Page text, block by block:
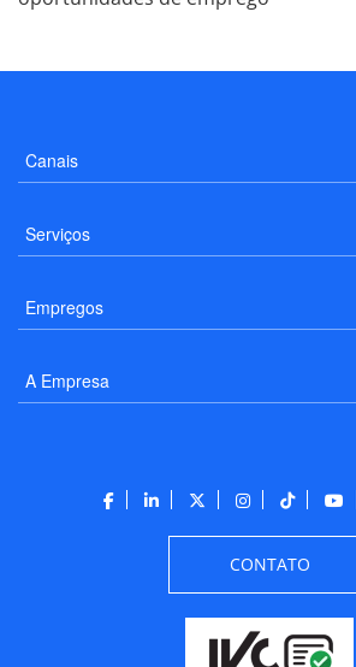
Canais
Serviços
Empregos
A Empresa
CONTATO